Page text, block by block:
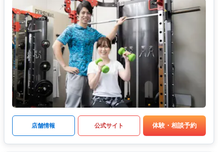
店舗情報 公式サイト 体験・相談予約